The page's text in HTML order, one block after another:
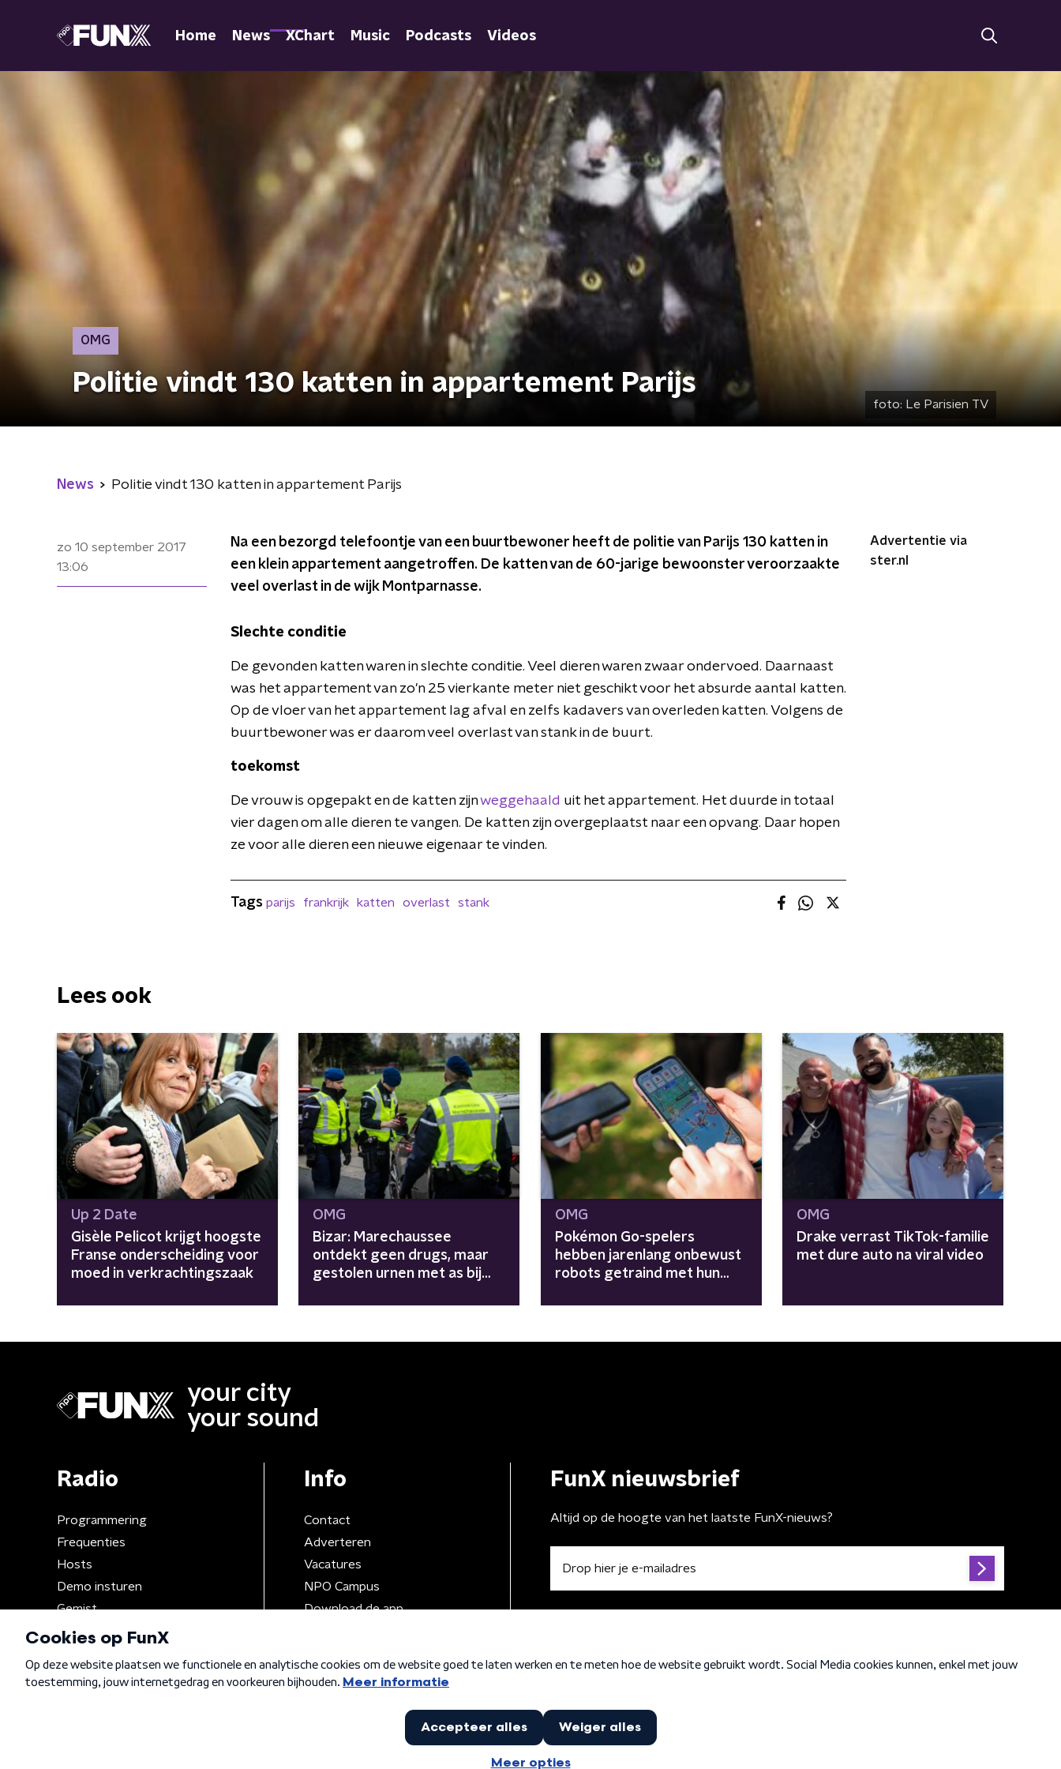
Home News XChart Music Podcasts Videos
OMG
Politie vindt 130 katten in appartement Parijs
foto: Le Parisien TV
News Politie vindt 130 katten in appartement Parijs
zo 10 september 2017
13:06
Na een bezorgd telefoontje van een buurtbewoner heeft de politie van Parijs 130 katten in
een klein appartement aangetroffen. De katten van de 60-jarige bewoonster veroorzaakte
veel overlast in de wijk Montparnasse.
Slechte conditie
De gevonden katten waren in slechte conditie. Veel dieren waren zwaar ondervoed. Daarnaast
was het appartement van zo'n 25 vierkante meter niet geschikt voor het absurde aantal katten.
Op de vloer van het appartement lag afval en zelfs kadavers van overleden katten. Volgens de
buurtbewoner was er daarom veel overlast van stank in de buurt.
toekomst
De vrouw is opgepakt en de katten zijnweggehaald uit het appartement. Het duurde in totaal
vier dagen om alle dieren te vangen. De katten zijn overgeplaatst naar een opvang. Daar hopen
ze voor alle dieren een nieuwe eigenaar te vinden.
Advertentie via
ster.nl
Tags parijs frankrijk katten overlast stank
Lees ook
Up 2 Date
Gisèle Pelicot krijgt hoogste
Franse onderscheiding voor
moed in verkrachtingszaak
OMG
Bizar: Marechaussee
ontdekt geen drugs, maar
gestolen urnen met as bij
OMG
Pokémon Go-spelers
hebben jarenlang onbewust
robots getraind met hun
OMG
Drake verrast TikTok-familie
met dure auto na viral video
your city
your sound
Radio
Programmering
Frequenties
Hosts
Demo insturen
Gemist
Info
Contact
Adverteren
Vacatures
NPO Campus
Download de app
FunX nieuwsbrief
Altijd op de hoogte van het laatste FunX-nieuws?
Algemene voorwaarden Privacybeleid